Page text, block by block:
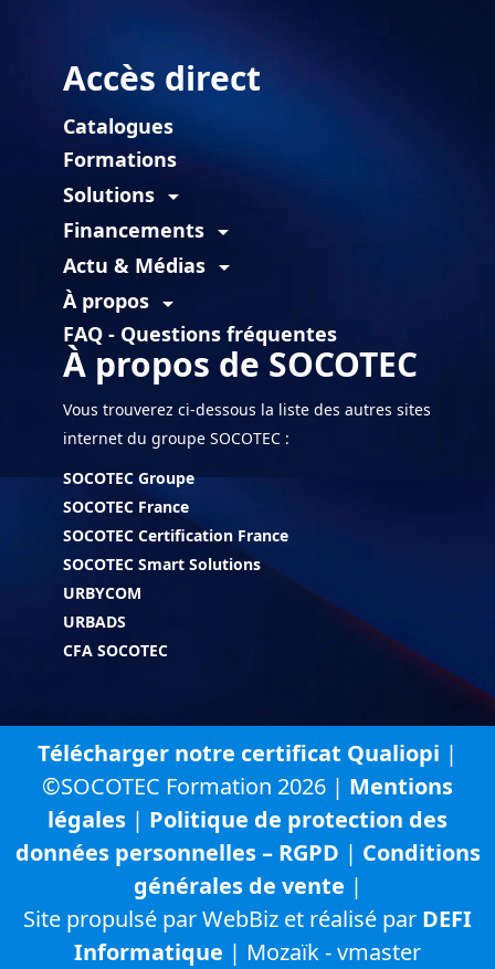
Accès direct
Catalogues
Formations
Solutions arrow_drop_down
Financements arrow_drop_down
Actu & Médias arrow_drop_down
À propos arrow_drop_down
FAQ - Questions fréquentes
À propos de SOCOTEC
Vous trouverez ci-dessous la liste des autres sites
internet du groupe SOCOTEC :
SOCOTEC Groupe
SOCOTEC France
SOCOTEC Certification France
SOCOTEC Smart Solutions
URBYCOM
URBADS
CFA SOCOTEC
Télécharger notre certificat Qualiopi |
©SOCOTEC Formation 2026 | Mentions
légales | Politique de protection des
données personnelles – RGPD | Conditions
générales de vente |
Site propulsé par WebBiz et réalisé par DEFI
Informatique | Mozaïk - vmaster